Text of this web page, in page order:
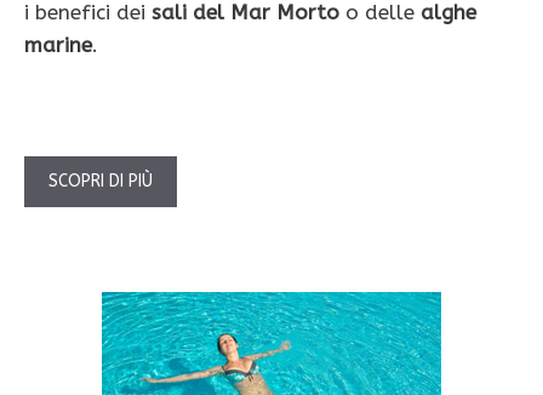
i benefici dei sali del Mar Morto o delle alghe
marine.
SCOPRI DI PIÙ